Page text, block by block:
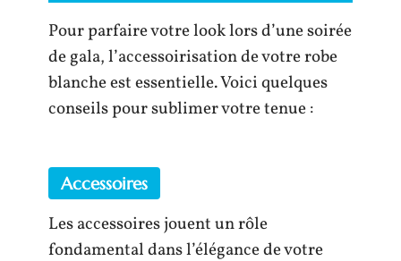
Pour parfaire votre look lors d’une soirée
de gala, l’accessoirisation de votre robe
blanche est essentielle. Voici quelques
conseils pour sublimer votre tenue :
Accessoires
Les accessoires jouent un rôle
fondamental dans l’élégance de votre